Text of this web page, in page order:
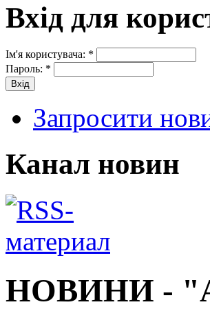
Вхід для
Ім'я користувача: *
Пароль: *
Запросити
Канал новин
НОВИНИ -